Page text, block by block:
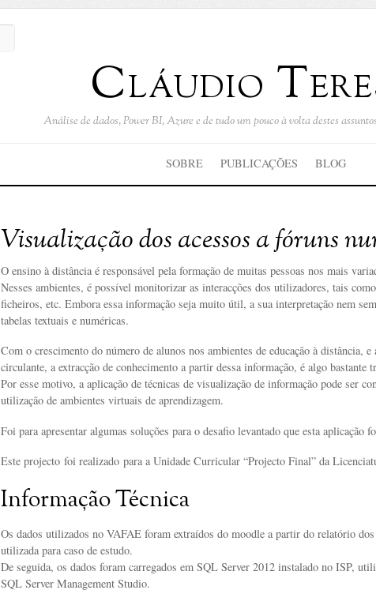
Cláudio
Análise de dados, Power BI, Azure e de tudo um pouco à volta destes
SOBRE PUBLICAÇÕES BLOG
Visualização dos acessos a fóruns
O ensino à distância é responsável pela formação de muitas pessoas nos mais
Nesses ambientes, é possível monitorizar as interacções dos utilizadores, tais
ficheiros, etc. Embora essa informação seja muito útil, a sua interpretação nem
tabelas textuais e numéricas.
Com o crescimento do número de alunos nos ambientes de educação à distância,
circulante, a extracção de conhecimento a partir dessa informação, é algo bastante
Por esse motivo, a aplicação de técnicas de visualização de informação pode ser
utilização de ambientes virtuais de aprendizagem.
Foi para apresentar algumas soluções para o desafio levantado que esta aplicação
Este projecto foi realizado para a Unidade Curricular “Projecto Final” da
Informação Técnica
Os dados utilizados no VAFAE foram extraídos do moodle a partir do relatório
utilizada para caso de estudo.
De seguida, os dados foram carregados em SQL Server 2012 instalado no ISP,
SQL Server Management Studio.